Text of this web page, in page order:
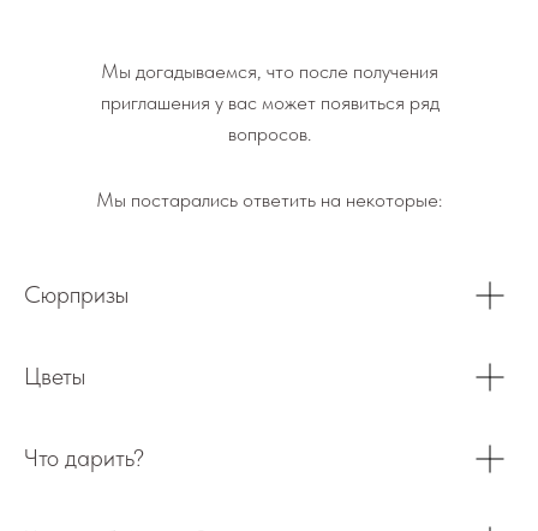
Мы догадываемся, что после получения
приглашения у вас может появиться ряд
вопросов.
Мы постарались ответить на некоторые:
Сюрпризы
Цветы
Что дарить?